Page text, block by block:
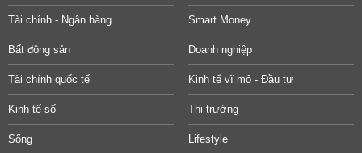
Tài chính - Ngân hàng Smart Money
Bất động sản Doanh nghiệp
Tài chính quốc tế Kinh tế vĩ mô - Đầu tư
Kinh tế số Thị trường
Sống Lifestyle